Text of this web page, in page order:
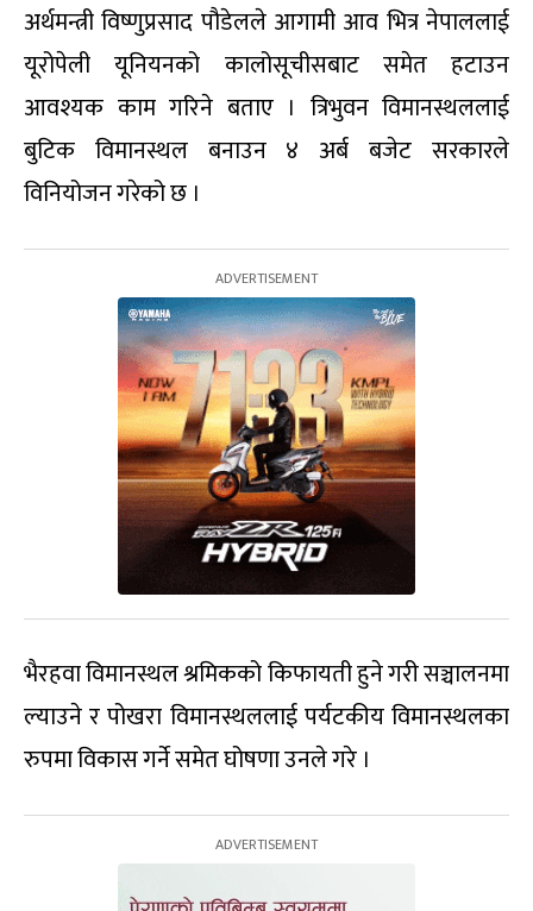
अर्थमन्त्री विष्णुप्रसाद पौडेलले आगामी आव भित्र नेपाललाई
यूरोपेली यूनियनको कालोसूचीसबाट समेत हटाउन
आवश्यक काम गरिने बताए । त्रिभुवन विमानस्थललाई
बुटिक विमानस्थल बनाउन ४ अर्ब बजेट सरकारले
विनियोजन गरेको छ ।
भैरहवा विमानस्थल श्रमिकको किफायती हुने गरी सञ्चालनमा
ल्याउने र पोखरा विमानस्थललाई पर्यटकीय विमानस्थलका
रुपमा विकास गर्ने समेत घोषणा उनले गरे ।